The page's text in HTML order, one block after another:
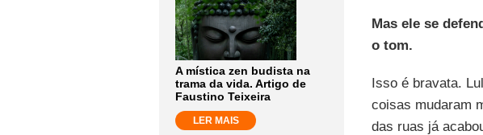
A mística zen budista na
trama da vida. Artigo de
Faustino Teixeira
LER MAIS
Mas ele se
o tom.
Isso é bravata.
coisas mudaram
das ruas já